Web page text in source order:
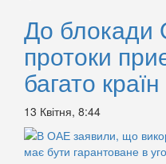
До блокади
протоки
багато країн
13 Квітня, 8:44